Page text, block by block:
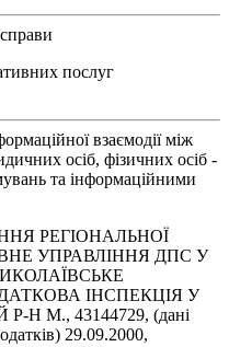
послуг
взаємодії між
осіб, фізичних осіб -
та інформаційними
РЕГІОНАЛЬНОЇ
УПРАВЛІННЯ ДПС У
ІНСПЕКЦІЯ У
М., 43144729, (дані
29.09.2000,